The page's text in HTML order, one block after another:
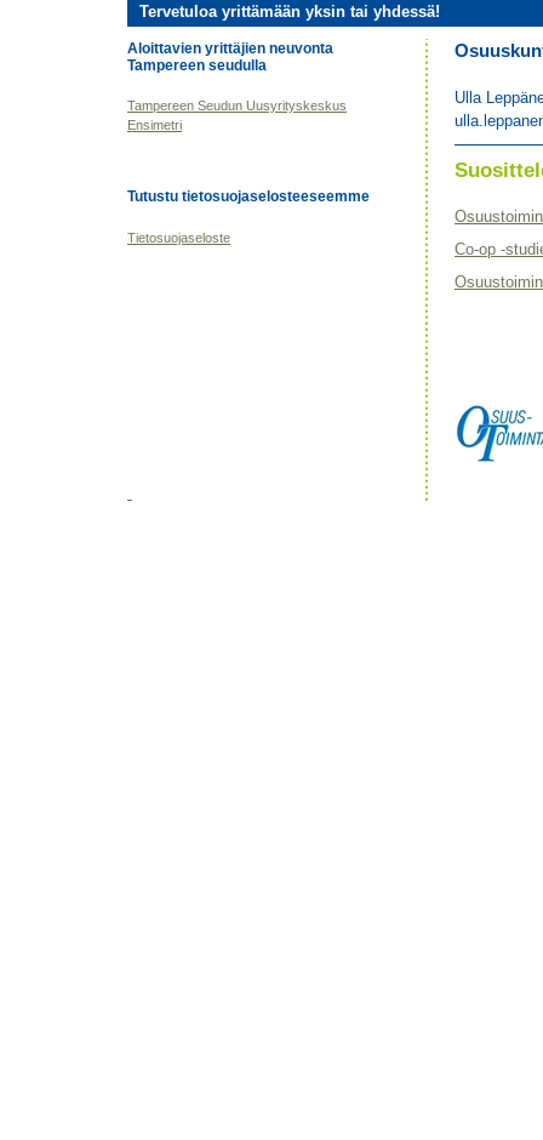
Tervetuloa yrittämään yksin tai yhdessä!
Aloittavien yrittäjien neuvonta
Tampereen seudulla
Tampereen Seudun Uusyrityskeskus
Ensimetri
Tutustu tietosuojaselosteeseemme
Tietosuojaseloste
Ulla
Co-op -